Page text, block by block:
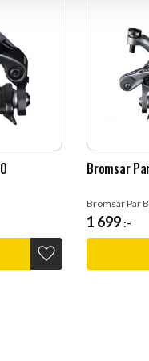
Lägg till i favoriter
Bromsar
Bromsar Par
1 699 :-